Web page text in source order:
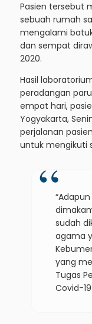
Pasien tersebut
sebuah rumah
mengalami
dan sempat
2020.
Hasil
peradangan paru
empat hari,
Yogyakarta,
perjalanan
untuk mengikuti
sudah
agama
yang
Tugas
Covid-